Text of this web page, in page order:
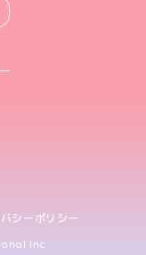
シーポリシー
Inc.